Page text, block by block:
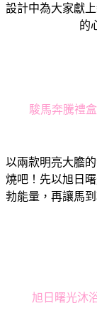
設計中為大家獻
的
駿馬奔騰禮盒
以兩款明亮大膽
燒吧！ 先以旭日
勃能量， 再讓馬
旭日曙光沐